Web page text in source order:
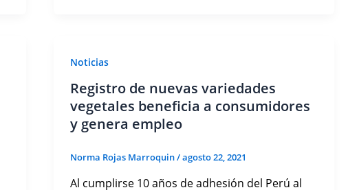
Noticias
Registro de nuevas variedades
vegetales beneficia a consumidores
y genera empleo
Norma Rojas Marroquin/agosto 22, 2021
Al cumplirse 10 años de adhesión del Perú al